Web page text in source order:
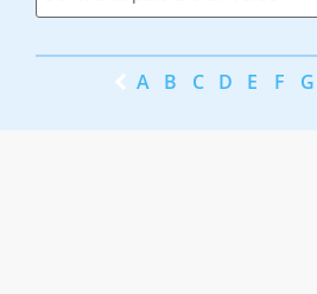
A B C D E F G